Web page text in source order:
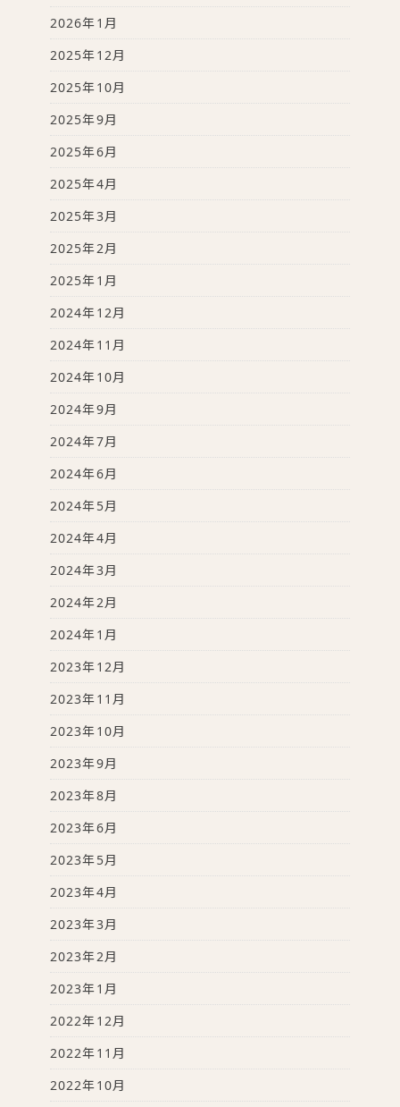
2026年1月
2025年12月
2025年10月
2025年9月
2025年6月
2025年4月
2025年3月
2025年2月
2025年1月
2024年12月
2024年11月
2024年10月
2024年9月
2024年7月
2024年6月
2024年5月
2024年4月
2024年3月
2024年2月
2024年1月
2023年12月
2023年11月
2023年10月
2023年9月
2023年8月
2023年6月
2023年5月
2023年4月
2023年3月
2023年2月
2023年1月
2022年12月
2022年11月
2022年10月